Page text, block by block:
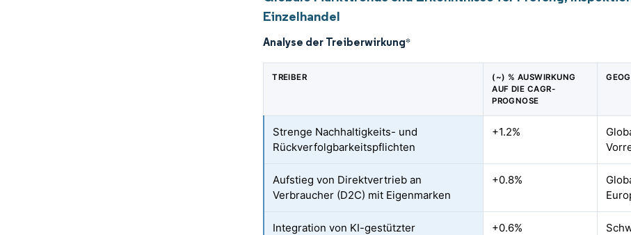
Einzelhandel
Analyse der Treiberwirkung*
TREIBER
(~) % AUSWIRKUNG
AUF DIE CAGR-
PROGNOSE
Strenge Nachhaltigkeits- und
Rückverfolgbarkeitspflichten
+1.2%
Aufstieg von Direktvertrieb an
Verbraucher (D2C) mit Eigenmarken
+0.8%
Integration von KI-gestützter
+0.6%